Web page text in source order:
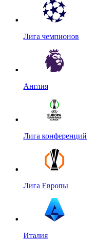
Лига чемпионов
Англия
Лига конференций
Лига Европы
Италия